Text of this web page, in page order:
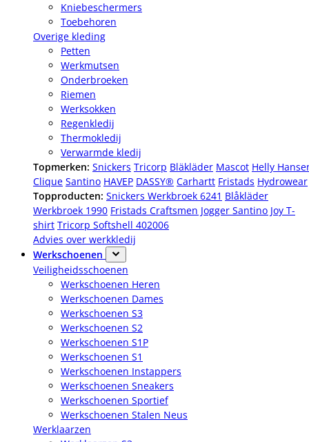
Kniebeschermers
Toebehoren
Overige kleding
Petten
Werkmutsen
Onderbroeken
Riemen
Werksokken
Regenkledij
Thermokledij
Verwarmde kledij
Topmerken: Snickers Tricorp Bläkläder Mascot Helly
Clique Santino HAVEP DASSY® Carhartt Fristads Hydrowear
Topproducten: Snickers Werkbroek 6241 Blåkläder
Werkbroek 1990 Fristads Craftsmen Jogger Santino Joy T-
shirt Tricorp Softshell 402006
Advies over werkkledij
Werkschoenen
Veiligheidsschoenen
Werkschoenen Heren
Werkschoenen Dames
Werkschoenen S3
Werkschoenen S2
Werkschoenen S1P
Werkschoenen S1
Werkschoenen Instappers
Werkschoenen Sneakers
Werkschoenen Sportief
Werkschoenen Stalen Neus
Werklaarzen